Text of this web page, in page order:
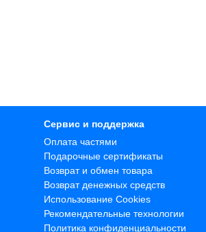
Сервис и поддержка
Оплата частями
Подарочные сертификаты
Возврат и обмен товара
Возврат денежных средств
Использование Cookies
Рекомендательные технологии
Политика конфиденциальности